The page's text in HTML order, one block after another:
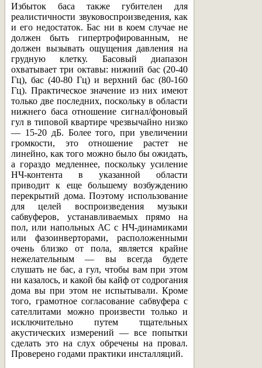
Избыток баса также губителен для
реалистичности звуковоспроизведения, как
и его недостаток. Бас ни в коем случае не
должен быть гипертрофированным, не
должен вызывать ощущения давления на
грудную клетку. Басовый диапазон
охватывает три октавы: нижний бас (20-40
Гц), бас (40-80 Гц) и верхний бас (80-160
Гц). Практическое значение из них имеют
только две последних, поскольку в области
нижнего баса отношение сигнал/фоновый
гул в типовой квартире чрезвычайно низко
— 15-20 дБ. Более того, при увеличении
громкости, это отношение растет не
линейно, как того можно было бы ожидать,
а гораздо медленнее, поскольку усиление
НЧ-контента в указанной области
приводит к еще большему возбуждению
перекрытий дома. Поэтому использование
для целей воспроизведения музыки
сабвуферов, устанавливаемых прямо на
пол, или напольных АС с НЧ-динамиками
или фазоинверторами, расположенными
очень близко от пола, является крайне
нежелательным — вы всегда будете
слушать не бас, а гул, чтобы вам при этом
ни казалось, и какой бы кайф от содрогания
дома вы при этом не испытывали. Кроме
того, грамотное согласование сабвуфера с
сателлитами можно произвести только и
исключительно путем тщательных
акустических измерений — все попытки
сделать это на слух обречены на провал.
Проверено годами практики инсталляций.